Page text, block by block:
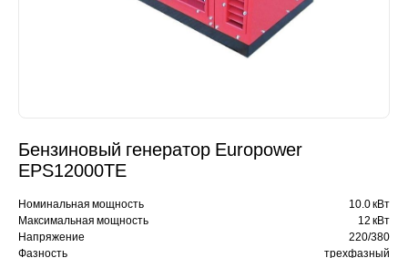
Бензиновый генератор Europower
EPS12000TЕ
Номинальная мощность
10.0 кВт
Максимальная мощность
12 кВт
Напряжение
220/380
Фазность
трехфазный